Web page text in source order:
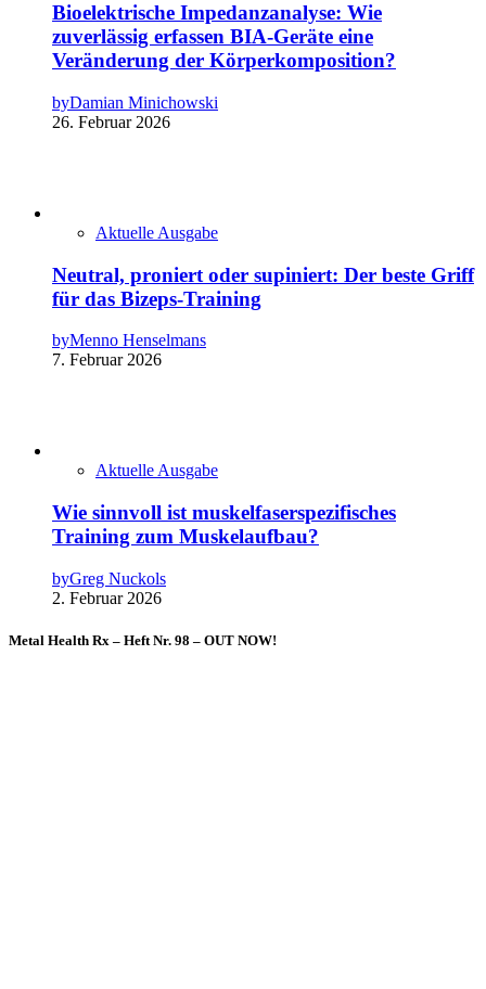
Bioelektrische Impedanzanalyse: Wie
zuverlässig erfassen BIA-Geräte eine
Veränderung der Körperkomposition?
byDamian Minichowski
26. Februar 2026
Aktuelle Ausgabe
Neutral, proniert oder supiniert: Der beste Griff
für das Bizeps-Training
byMenno Henselmans
7. Februar 2026
Aktuelle Ausgabe
Wie sinnvoll ist muskelfaserspezifisches
Training zum Muskelaufbau?
byGreg Nuckols
2. Februar 2026
Metal Health Rx – Heft Nr. 98 – OUT NOW!